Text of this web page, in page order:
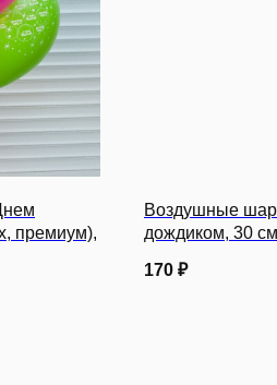
премиум),
Воздушные
дождиком, 30
170 ₽